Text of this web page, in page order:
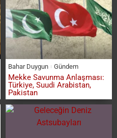
Bahar Duygun Gündem
Mekke Savunma Anlaşması:
Türkiye, Suudi Arabistan,
Pakistan